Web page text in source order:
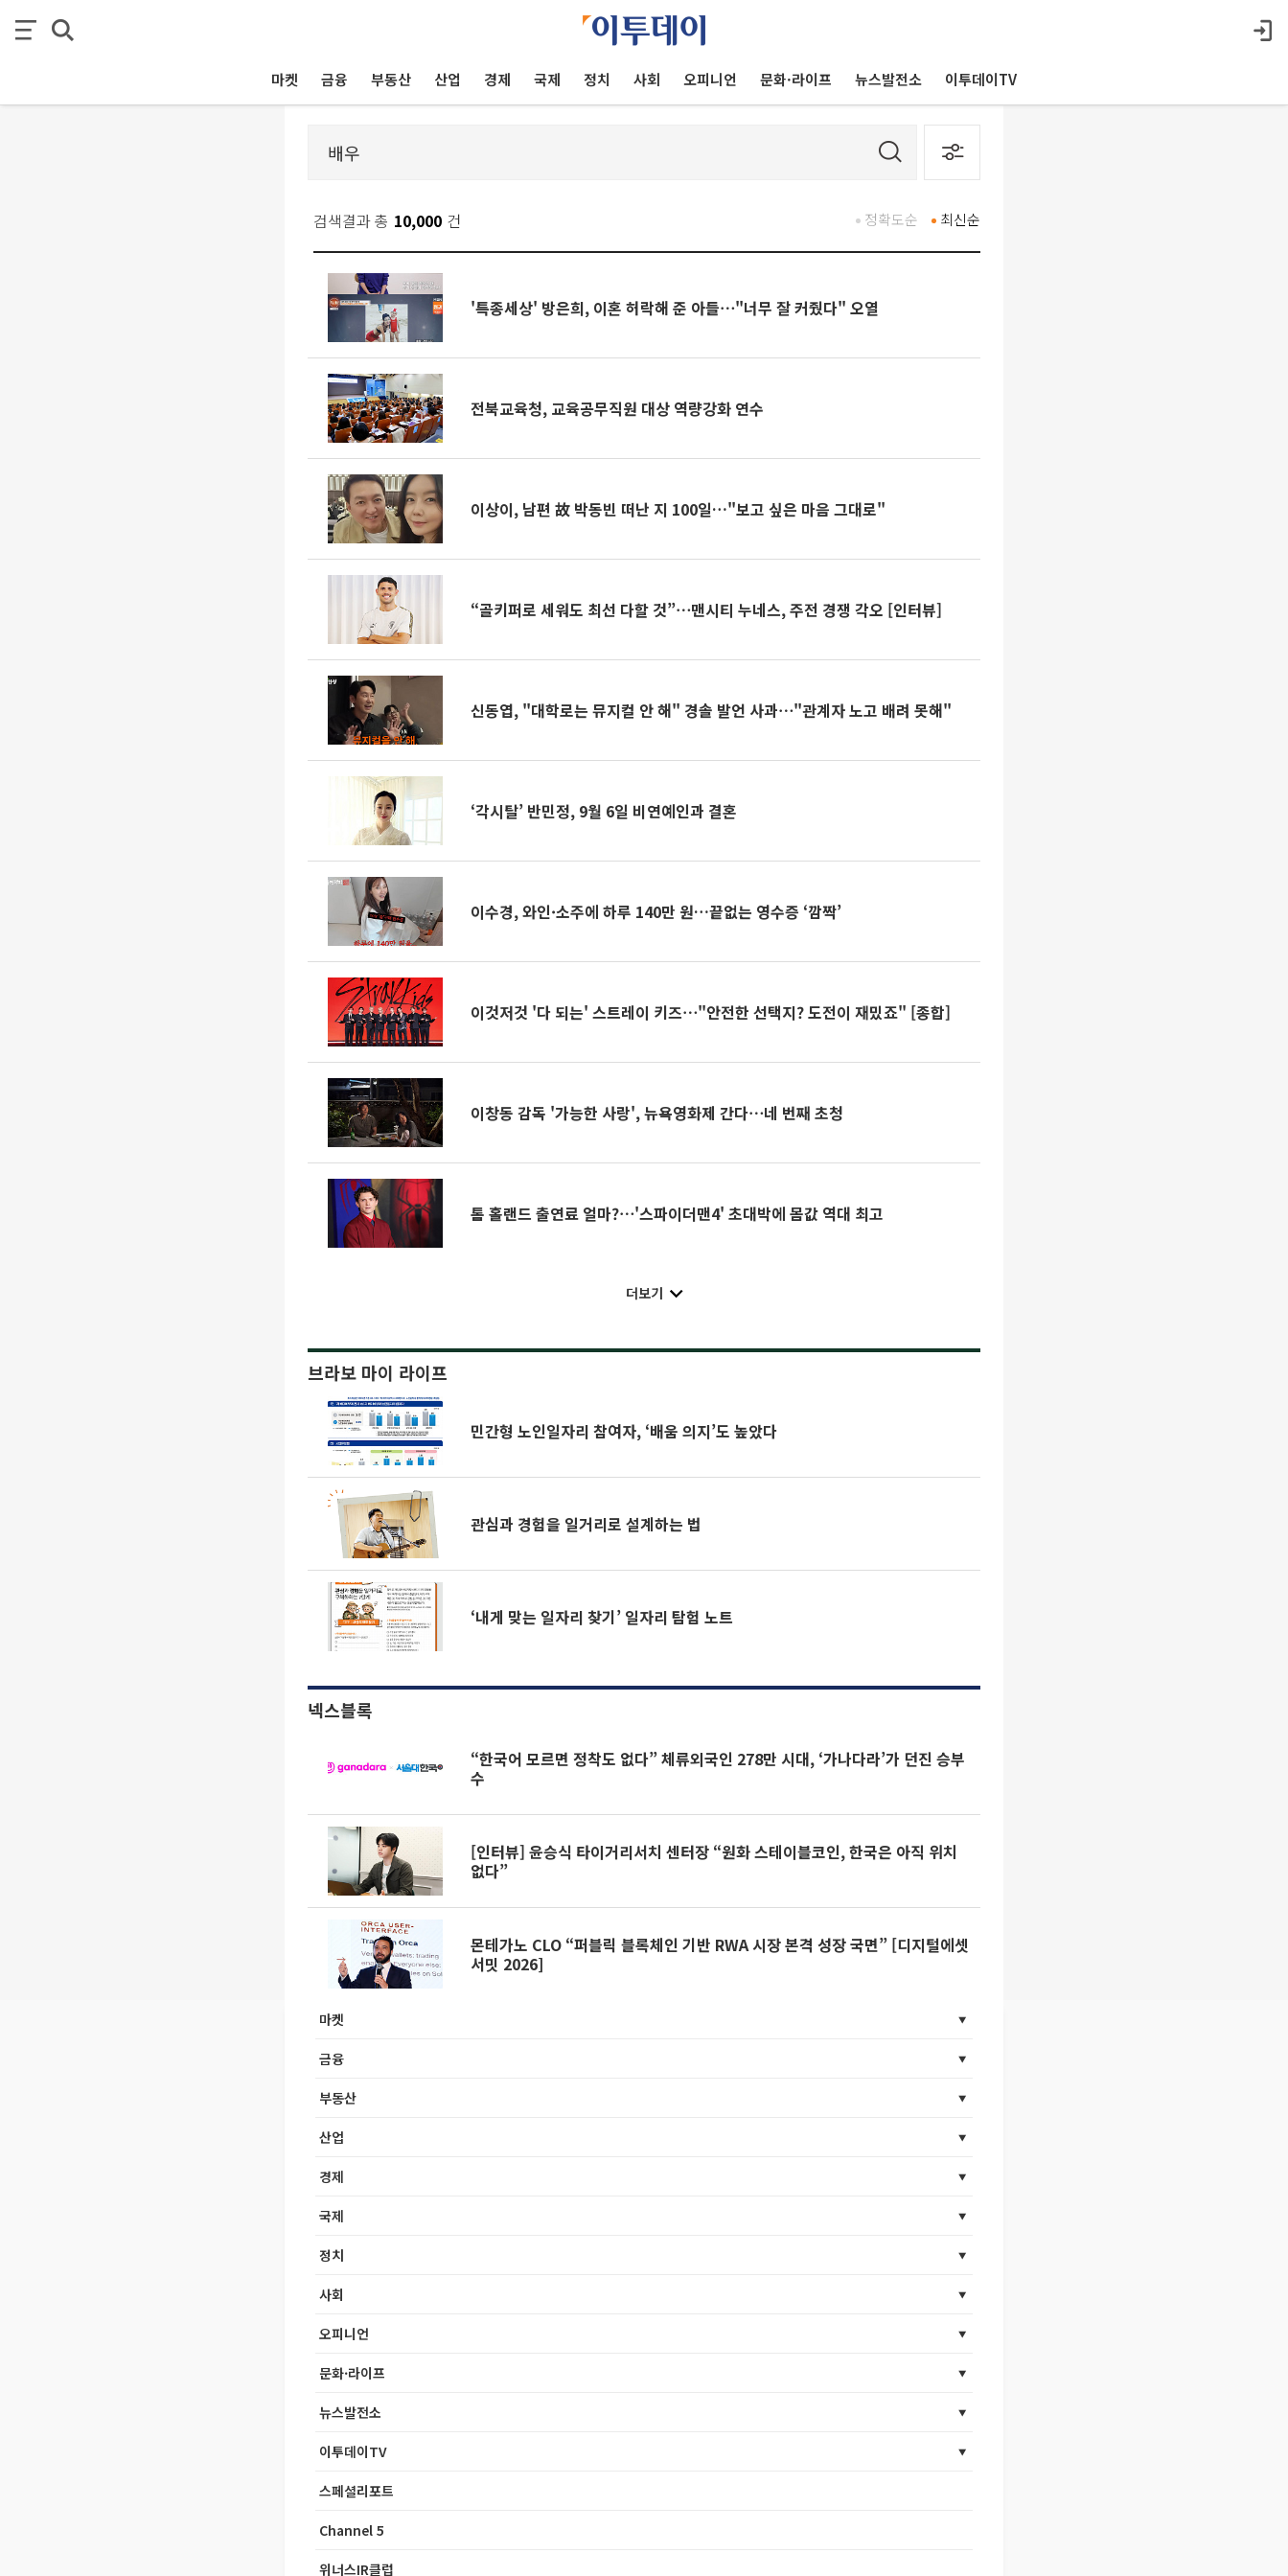
마켓 금융 부동산 산업 경제 국제 정치 사회 오피니언 문화·라이프 뉴스발전소 이투데이TV
검색결과 총 10,000 건 최신순
정확도순
'특종세상' 방은희, 이혼 허락해 준 아들⋯"너무 잘 커줬다" 오열
전북교육청, 교육공무직원 대상 역량강화 연수
이상이, 남편 故 박동빈 떠난 지 100일…"보고 싶은 마음 그대로"
“골키퍼로 세워도 최선 다할 것”⋯맨시티 누네스, 주전 경쟁 각오 [인터뷰]
신동엽, "대학로는 뮤지컬 안 해" 경솔 발언 사과⋯"관계자 노고 배려 못해"
‘각시탈’ 반민정, 9월 6일 비연예인과 결혼
이수경, 와인·소주에 하루 140만 원…끝없는 영수증 ‘깜짝’
이것저것 '다 되는' 스트레이 키즈⋯"안전한 선택지? 도전이 재밌죠" [종합]
이창동 감독 '가능한 사랑', 뉴욕영화제 간다⋯네 번째 초청
톰 홀랜드 출연료 얼마?⋯'스파이더맨4' 초대박에 몸값 역대 최고
더보기
브라보 마이 라이프
민간형 노인일자리 참여자, ‘배움 의지’도 높았다
관심과 경험을 일거리로 설계하는 법
‘내게 맞는 일자리 찾기’ 일자리 탐험 노트
넥스블록
“한국어 모르면 정착도 없다” 체류외국인 278만 시대, ‘가나다라’가 던진 승부
수
[인터뷰] 윤승식 타이거리서치 센터장 “원화 스테이블코인, 한국은 아직 위치
없다”
몬테가노 CLO “퍼블릭 블록체인 기반 RWA 시장 본격 성장 국면” [디지털에셋
서밋 2026]
마켓
금융
부동산
산업
경제
국제
정치
사회
오피니언
문화·라이프
뉴스발전소
이투데이TV
스페셜리포트
Channel 5
위너스IR클럽